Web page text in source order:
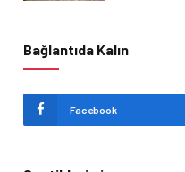
Bağlantıda Kalın
Facebook